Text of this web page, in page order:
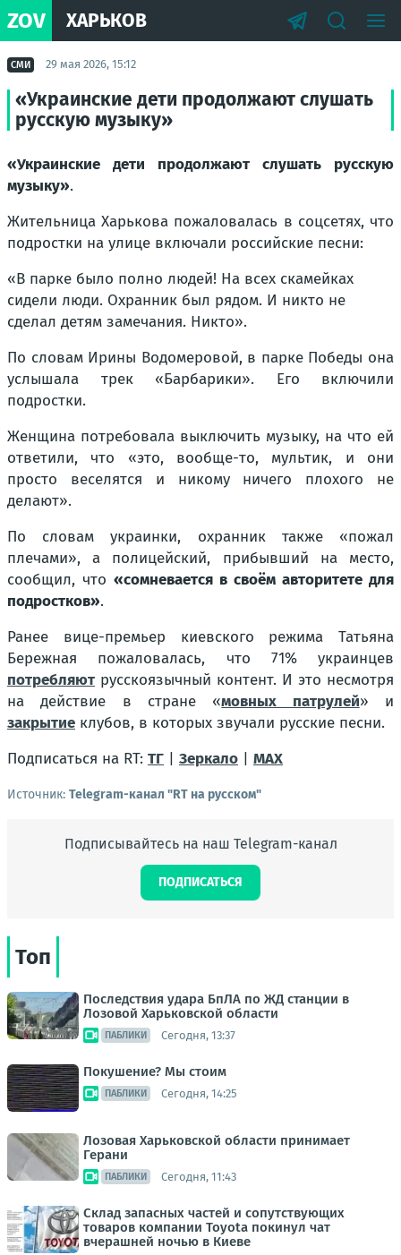
ZOV ХАРЬКОВ
СМИ 29 мая 2026, 15:12
«Украинские дети продолжают слушать
русскую музыку»
«Украинские дети продолжают слушать русскую
музыку».
Жительница Харькова пожаловалась в соцсетях, что
подростки на улице включали российские песни:
«В парке было полно людей! На всех скамейках
сидели люди. Охранник был рядом. И никто не
сделал детям замечания. Никто».
По словам Ирины Водомеровой, в парке Победы она
услышала трек «Барбарики». Его включили
подростки.
Женщина потребовала выключить музыку, на что ей
ответили, что «это, вообще-то, мультик, и они
просто веселятся и никому ничего плохого не
делают».
По словам украинки, охранник также «пожал
плечами», а полицейский, прибывший на место,
сообщил, что «сомневается в своём авторитете для
подростков».
Ранее вице-премьер киевского режима Татьяна
Бережная пожаловалась, что 71% украинцев
потребляют русскоязычный контент. И это несмотря
на действие в стране «мовных патрулей» и
закрытие клубов, в которых звучали русские песни.
Подписаться на RT: ТГ Зеркало MAX
Источник: Telegram-канал "RT на русском"
Подписывайтесь на наш Telegram-канал
ПОДПИСАТЬСЯ
Топ
Последствия удара БпЛА по ЖД станции в
Лозовой Харьковской области
ПАБЛИКИ Сегодня, 13:37
Покушение? Мы стоим
ПАБЛИКИ Сегодня, 14:25
Лозовая Харьковской области принимает
Герани
ПАБЛИКИ Сегодня, 11:43
Склад запасных частей и сопутствующих
товаров компании Toyota покинул чат
вчерашней ночью в Киеве